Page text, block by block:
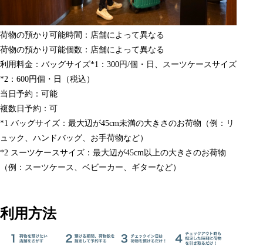
荷物の預かり可能時間：店舗によって異なる
荷物の預かり可能個数：店舗によって異なる
利用料金：バッグサイズ*1 ：300円/個・日、スーツケースサイズ
*2 ：600円個・日（税込）
当日予約：可能
複数日予約：可
*1 バッグサイズ：最大辺が45cm未満の大きさのお荷物（例：リ
ュック、ハンドバッグ、お手荷物など）
*2 スーツケースサイズ：最大辺が45cm以上の大きさのお荷物
（例：スーツケース、ベビーカー、ギターなど）
利用方法